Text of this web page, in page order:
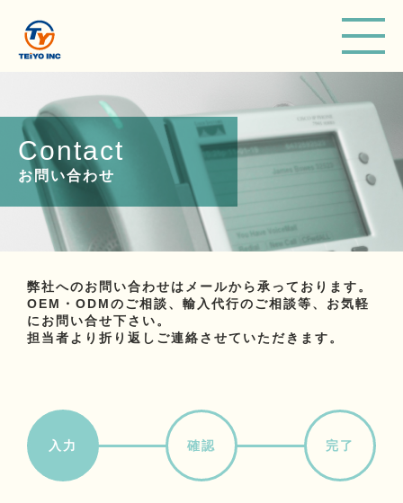
Contact
お問い合わせ
弊社へのお問い合わせはメールから承っております。
OEM・ODMのご相談、輸入代行のご相談等、お気軽
にお問い合せ下さい。
担当者より折り返しご連絡させていただきます。
入力 確認 完了